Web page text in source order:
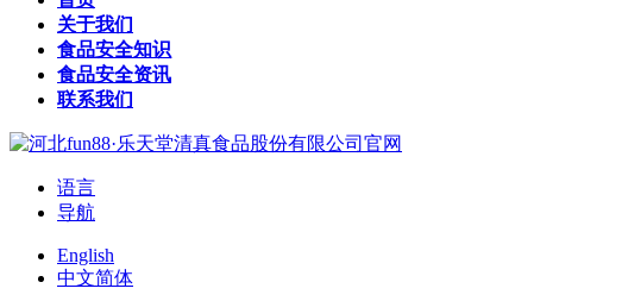
关于我们
食品安全知识
食品安全资讯
联系我们
语言
导航
English
中文简体